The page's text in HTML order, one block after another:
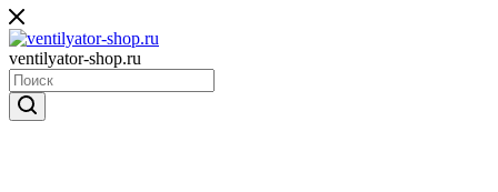
ventilyator-shop.ru